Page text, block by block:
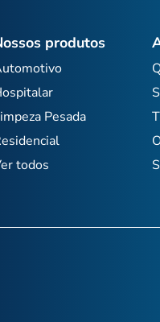
produtos
Pesada
todos